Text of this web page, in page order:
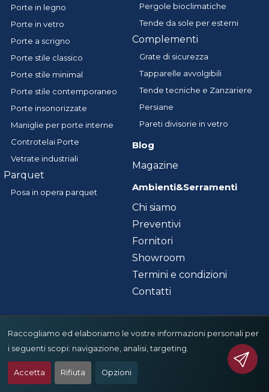
Raccogliamo ed elaboriamo le vostre informazioni personali per
i seguenti scopi: navigazione, analisi, targeting
Accetta Rifiuta Opzioni
Porte in legno
Porte in vetro
Porte a scrigno
Porte stile classico
Porte stile minimal
Porte stile contemporaneo
Porte insonorizzate
Maniglie per porte interne
Controtelai Porte
Vetrate industriali
Parquet
Posa in opera parquet
Pergole bioclimatiche
Tende da sole per esterni
Complementi
Grate di sicurezza
Tapparelle avvolgibili
Tende tecniche e Zanzariere
Persiane
Pareti divisorie in vetro
Blog
Magazine
Ambienti&Serramenti
Chi siamo
Preventivi
Fornitori
Showroom
Termini e condizioni
Contatti